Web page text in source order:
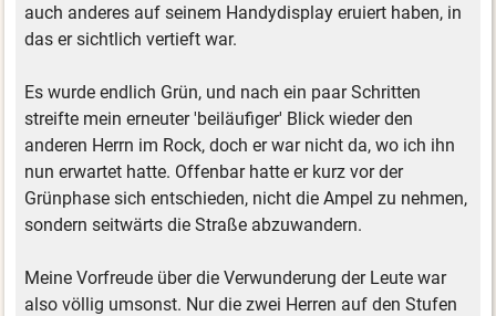
auch anderes auf seinem Handydisplay eruiert haben, in
das er sichtlich vertieft war.
Es wurde endlich Grün, und nach ein paar Schritten
streifte mein erneuter 'beiläufiger' Blick wieder den
anderen Herrn im Rock, doch er war nicht da, wo ich ihn
nun erwartet hatte. Offenbar hatte er kurz vor der
Grünphase sich entschieden, nicht die Ampel zu nehmen,
sondern seitwärts die Straße abzuwandern.
Meine Vorfreude über die Verwunderung der Leute war
also völlig umsonst. Nur die zwei Herren auf den Stufen